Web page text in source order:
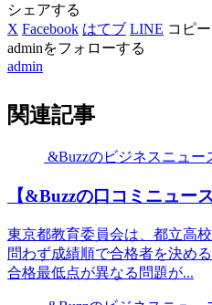
シェアする
X Facebook はてブ LINE コピー
adminをフォローする
admin
関連記事
&Buzzのビジネスニュー
【&Buzzの口コミニュ
東京都教育委員会は、都立高
問わず成績順で合格者を決め
合格最低点が異なる問題が...